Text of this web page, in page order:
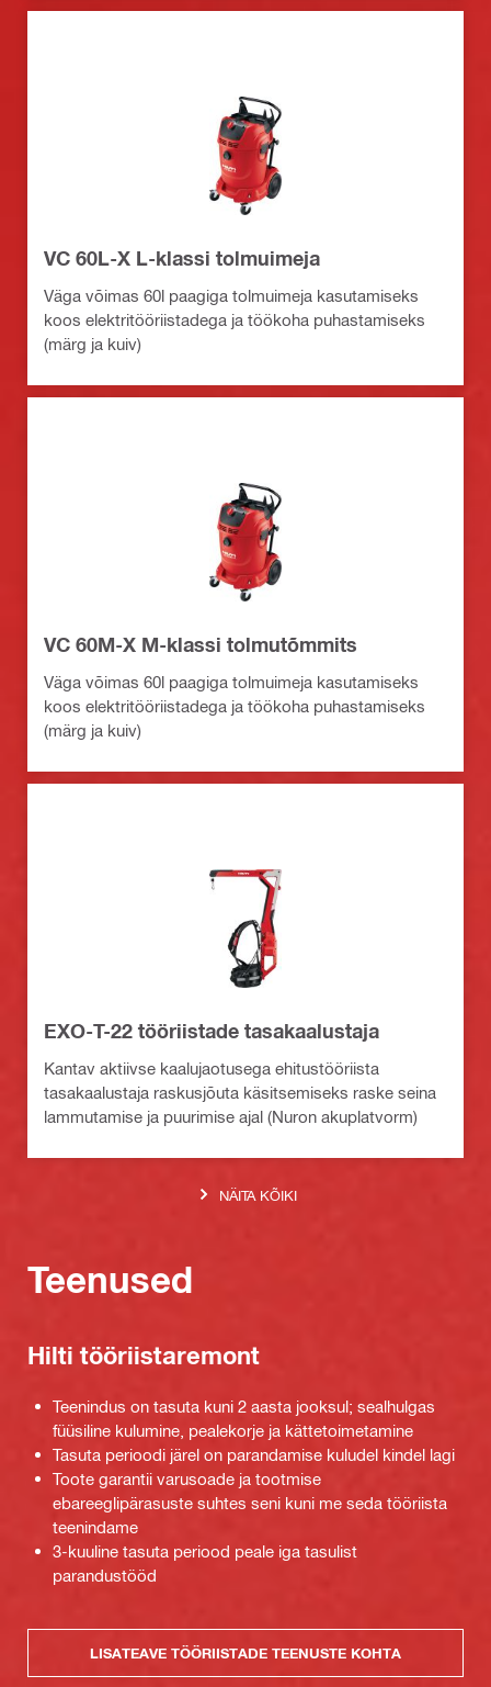
VC 60L-X L-klassi tolmuimeja
Väga võimas 60l paagiga tolmuimeja kasutamiseks
koos elektritööriistadega ja töökoha puhastamiseks
(märg ja kuiv)
VC 60M-X M-klassi tolmutõmmits
Väga võimas 60l paagiga tolmuimeja kasutamiseks
koos elektritööriistadega ja töökoha puhastamiseks
(märg ja kuiv)
EXO-T-22 tööriistade tasakaalustaja
Kantav aktiivse kaalujaotusega ehitustööriista
tasakaalustaja raskusjõuta käsitsemiseks raske seina
lammutamise ja puurimise ajal (Nuron akuplatvorm)
NÄITA KÕIKI
Teenused
Hilti tööriistaremont
Teenindus on tasuta kuni 2 aasta jooksul; sealhulgas
füüsiline kulumine, pealekorje ja kättetoimetamine
Tasuta perioodi järel on parandamise kuludel kindel lagi
Toote garantii varusoade ja tootmise
ebareeglipärasuste suhtes seni kuni me seda tööriista
teenindame
3-kuuline tasuta periood peale iga tasulist
parandustööd
LISATEAVE TÖÖRIISTADE TEENUSTE KOHTA